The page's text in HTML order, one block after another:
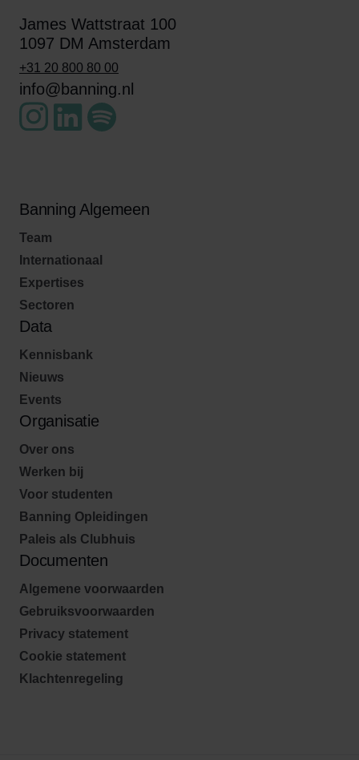
James Wattstraat 100
1097 DM Amsterdam
+31 20 800 80 00
info@banning.nl
Banning Algemeen
Team
Internationaal
Expertises
Sectoren
Data
Kennisbank
Nieuws
Events
Organisatie
Over ons
Werken bij
Voor studenten
Banning Opleidingen
Paleis als Clubhuis
Documenten
Algemene voorwaarden
Gebruiksvoorwaarden
Privacy statement
Cookie statement
Klachtenregeling